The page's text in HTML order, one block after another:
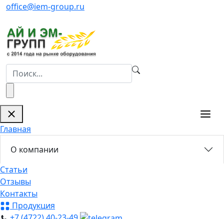
office@iem-group.ru
Главная
О компании
Статьи
Отзывы
Контакты
Продукция